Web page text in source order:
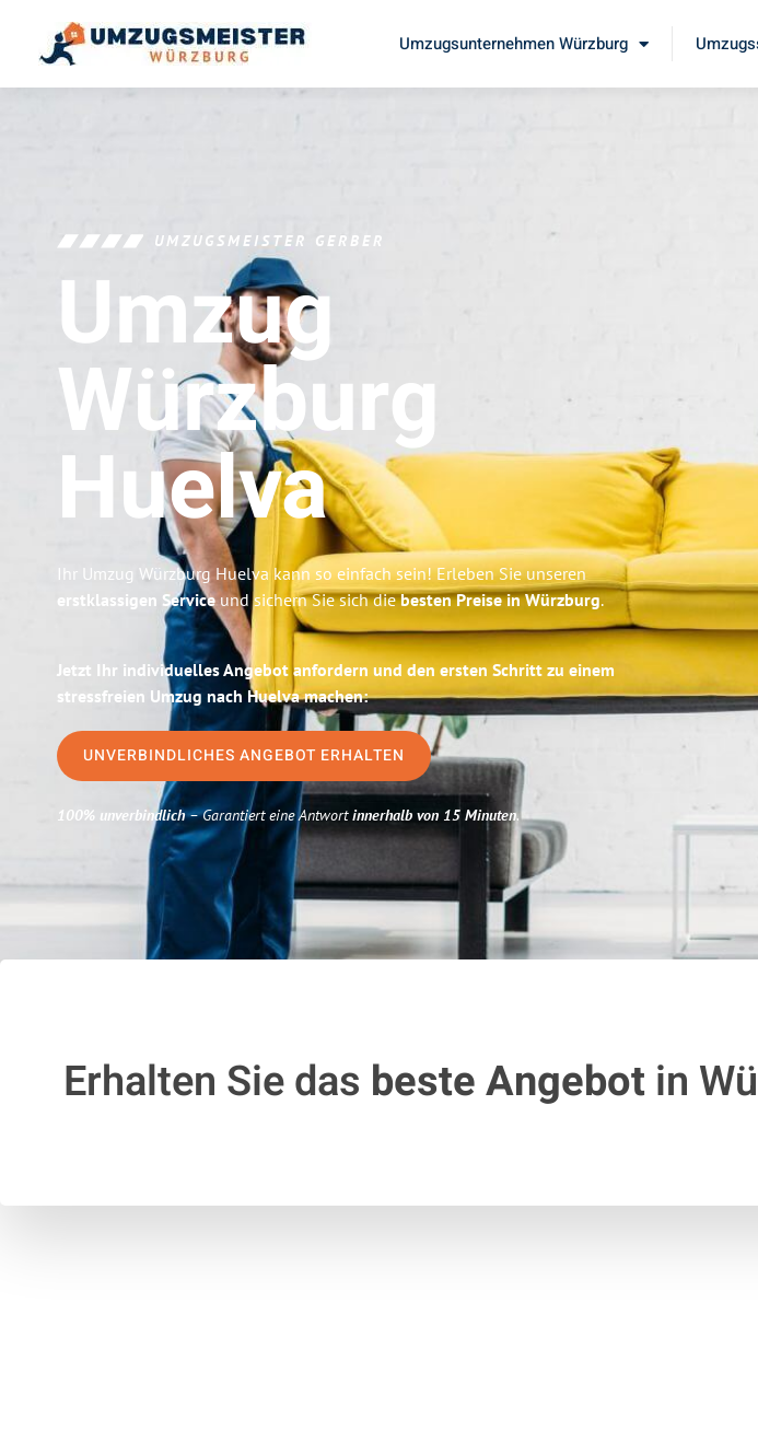
Umzugsunternehmen Würzburg
UMZUGSMEISTER GERBER
Umzug
Würzburg
Huelva
Ihr Umzug Würzburg Huelva kann so einfach sein! Erleben Sie unseren
erstklassigen Serviceund sichern Sie sich diebesten Preise in Würzburg.
Jetzt Ihr individuelles Angebot anfordern und den ersten Schritt zu einem
stressfreien Umzug nach Huelva machen:
UNVERBINDLICHES ANGEBOT ERHALTEN
100% unverbindlich– Garantiert eine Antwortinnerhalb von 15 Minuten.
Erhalten Sie das beste Angebotin